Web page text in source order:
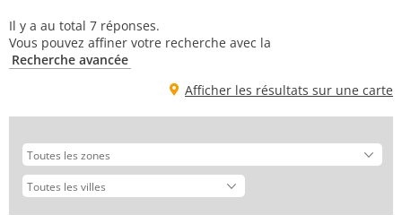
Il y a au total 7 réponses.
Vous pouvez affiner votre recherche avec la
Recherche avancée
Afficher les résultats sur une carte